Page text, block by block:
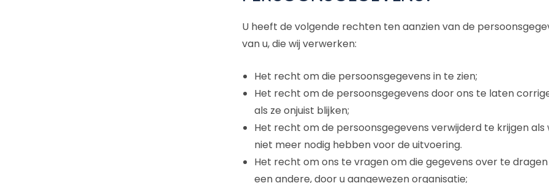
U heeft de volgende rechten ten aanzien van de
van u, die wij verwerken:
Het recht om die persoonsgegevens in te zien;
Het recht om de persoonsgegevens door ons te laten
als ze onjuist blijken;
Het recht om de persoonsgegevens verwijderd te krijgen als
niet meer nodig hebben voor de uitvoering.
Het recht om ons te vragen om die gegevens over te
een andere, door u aangewezen organisatie;